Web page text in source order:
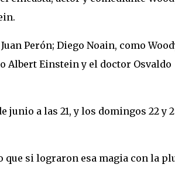
Perón; Diego Noain, como
Albert Einstein y el doctor Osvaldo
junio a las 21, y los domingos 22 y
que si lograron esa magia con la